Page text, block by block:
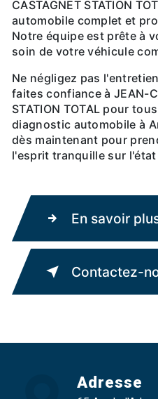
CASTAGNET STATION
automobile complet et
Notre équipe est prête à
soin de votre véhicule
Ne négligez pas
faites confiance à JEAN-
STATION TOTAL pour
diagnostic automobile à
dès maintenant pour
l'esprit tranquille sur
En savoir
Contactez-
Adresse